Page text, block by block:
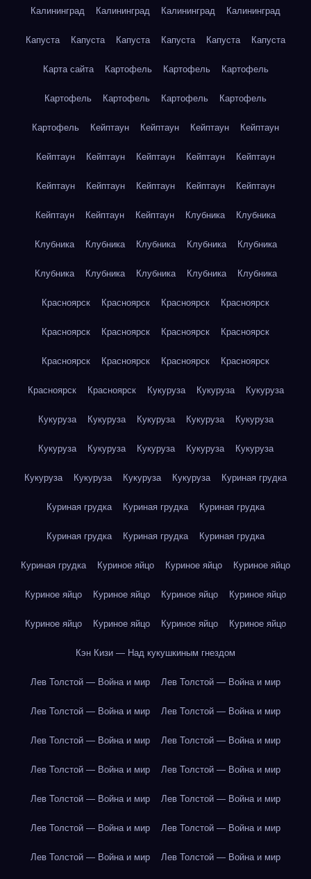
Калининград Калининград Калининград Калининград
Капуста Капуста Капуста Капуста Капуста Капуста
Карта сайта Картофель Картофель Картофель
Картофель Картофель Картофель Картофель
Картофель Кейптаун Кейптаун Кейптаун Кейптаун
Кейптаун Кейптаун Кейптаун Кейптаун Кейптаун
Кейптаун Кейптаун Кейптаун Кейптаун Кейптаун
Кейптаун Кейптаун Кейптаун Клубника Клубника
Клубника Клубника Клубника Клубника Клубника
Клубника Клубника Клубника Клубника Клубника
Красноярск Красноярск Красноярск Красноярск
Красноярск Красноярск Красноярск Красноярск
Красноярск Красноярск Красноярск Красноярск
Красноярск Красноярск Кукуруза Кукуруза Кукуруза
Кукуруза Кукуруза Кукуруза Кукуруза Кукуруза
Кукуруза Кукуруза Кукуруза Кукуруза Кукуруза
Кукуруза Кукуруза Кукуруза Кукуруза Куриная грудка
Куриная грудка Куриная грудка Куриная грудка
Куриная грудка Куриная грудка Куриная грудка
Куриная грудка Куриное яйцо Куриное яйцо Куриное яйцо
Куриное яйцо Куриное яйцо Куриное яйцо Куриное яйцо
Куриное яйцо Куриное яйцо Куриное яйцо Куриное яйцо
Кэн Кизи — Над кукушкиным гнездом
Лев Толстой — Война и мир Лев Толстой — Война и мир
Лев Толстой — Война и мир Лев Толстой — Война и мир
Лев Толстой — Война и мир Лев Толстой — Война и мир
Лев Толстой — Война и мир Лев Толстой — Война и мир
Лев Толстой — Война и мир Лев Толстой — Война и мир
Лев Толстой — Война и мир Лев Толстой — Война и мир
Лев Толстой — Война и мир Лев Толстой — Война и мир